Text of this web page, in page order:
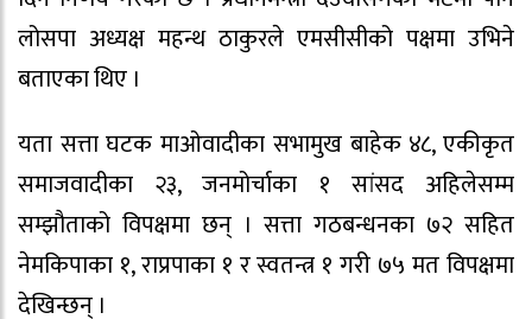
लोसपा अध्यक्ष महन्थ ठाकुरले एमसीसीको पक्षमा उभिने
बताएका थिए ।
यता सत्ता घटक माओवादीका सभामुख बाहेक ४८, एकीकृत
समाजवादीका २३, जनमोर्चाका १ सांसद अहिलेसम्म
सम्झौताको विपक्षमा छन् । सत्ता गठबन्धनका ७२ सहित
नेमकिपाका १, राप्रपाका १ र स्वतन्त्र १ गरी ७५ मत विपक्षमा
देखिन्छन् ।